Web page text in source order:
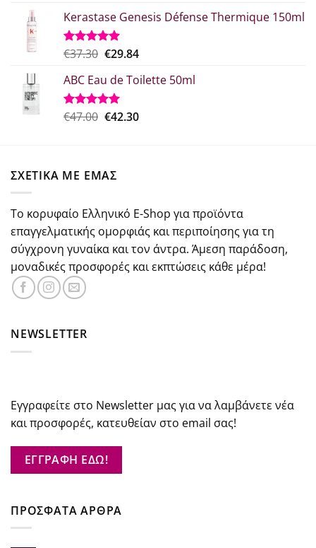
από 5
was:
€29.00.
τιμή
€21.75.
Kerastase Genesis Défense Thermique 150ml
Βαθμολογήθηκε
από 5
€37.30 Original
was:
€37.30.
€29.84Η
τιμή
€29.84.
ABC Eau de Toilette 50ml
Βαθμολογήθηκε
€47.00 Original
€42.30Η
ΣΧΕΤΙΚΑ ΜΕ ΕΜΑΣ
Το κορυφαίο Ελληνικό E-Shop για προϊόντα
επαγγελματικής ομορφιάς και περιποίησης για τη
σύγχρονη γυναίκα και τον άντρα. Άμεση παράδοση,
μοναδικές προσφορές και εκπτώσεις κάθε μέρα!
NEWSLETTER
Εγγραφείτε στο Newsletter μας για να λαμβάνετε νέα
και προσφορές, κατευθείαν στο email σας!
ΕΓΓΡΑΦΗ ΕΔΩ!
ΠΡΟΣΦΑΤΑ ΑΡΘΡΑ